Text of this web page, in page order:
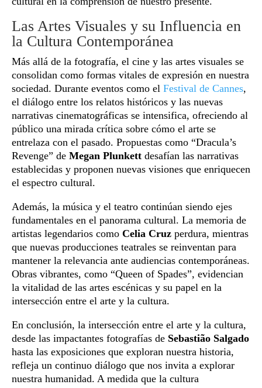
Las Artes Visuales y su Influencia en
la Cultura Contemporánea
Más allá de la fotografía, el cine y las artes visuales se
consolidan como formas vitales de expresión en nuestra
sociedad. Durante eventos como el Festival de Cannes,
el diálogo entre los relatos históricos y las nuevas
narrativas cinematográficas se intensifica, ofreciendo al
público una mirada crítica sobre cómo el arte se
entrelaza con el pasado. Propuestas como “Dracula’s
Revenge” de Megan Plunkett desafían las narrativas
establecidas y proponen nuevas visiones que enriquecen
el espectro cultural.
Además, la música y el teatro continúan siendo ejes
fundamentales en el panorama cultural. La memoria de
artistas legendarios como Celia Cruz perdura, mientras
que nuevas producciones teatrales se reinventan para
mantener la relevancia ante audiencias contemporáneas.
Obras vibrantes, como “Queen of Spades”, evidencian
la vitalidad de las artes escénicas y su papel en la
intersección entre el arte y la cultura.
En conclusión, la intersección entre el arte y la cultura,
desde las impactantes fotografías de Sebastião Salgado
hasta las exposiciones que exploran nuestra historia,
refleja un continuo diálogo que nos invita a explorar
nuestra humanidad. A medida que la cultura